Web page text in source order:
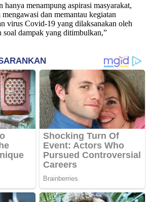
hanya menampung aspirasi masyarakat,
dan memantau kegiatan
virus Covid-19 yang dilaksanakan oleh
soal dampak yang ditimbulkan,”